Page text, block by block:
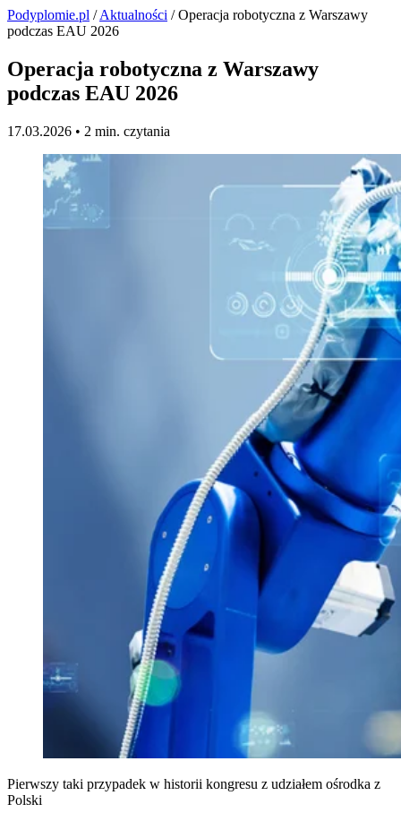
Podyplomie.pl /Aktualności / Operacja robotyczna z Warszawy
podczas EAU 2026
Operacja robotyczna z Warszawy
podczas EAU 2026
17.03.2026 • 2 min. czytania
Pierwszy taki przypadek w historii kongresu z udziałem ośrodka z
Polski